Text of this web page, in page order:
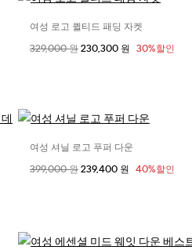
사이즈 선택
2XS
XS
여성 로고 퀼티드 패딩 자켓
할인 전 가격
329,000 원할인된 가격
230,300 원 30%할인
사이즈 선택
XXS / KR XS
XS / KR S
여성 셔닐 로고 푸퍼 다운
할인 전 가격
399,000 원할인된 가격
239,400 원 40%할인